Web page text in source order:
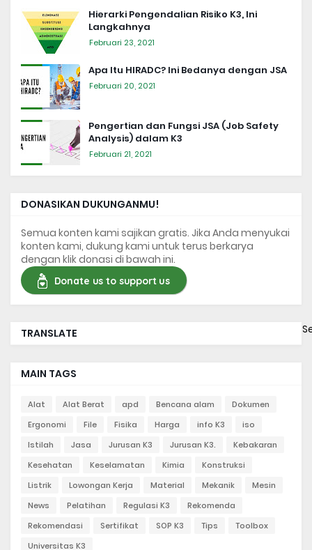
Hierarki Pengendalian Risiko K3, Ini
Langkahnya
Februari 23, 2021
Apa Itu HIRADC? Ini Bedanya dengan JSA
Februari 20, 2021
Pengertian dan Fungsi JSA (Job Safety
Analysis) dalam K3
Februari 21, 2021
DONASIKAN DUKUNGANMU!
Semua konten kami sajikan gratis. Jika Anda menyukai
konten kami, dukung kami untuk terus berkarya
dengan klik donasi di bawah ini.
Donate us to support us
TRANSLATE
MAIN TAGS
Alat Alat Berat apd Bencana alam
Dokumen
Ergonomi
File Fisika Harga info K3
iso
Istilah
Jasa Jurusan K3 Jurusan K3.
Kebakaran
Kesehatan
Keselamatan Kimia
Konstruksi
Listrik
Lowongan Kerja Material Mekanik
Mesin
News
Pelatihan Regulasi K3
Rekomenda
Rekomendasi
Sertifikat SOP K3 Tips
Toolbox
Universitas K3